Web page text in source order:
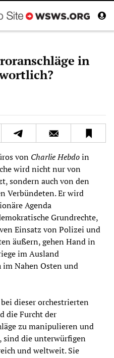
in
von Charlie Hebdoin
wird nicht nur von
sondern auch von den
Verbündeten. Er wird
Agenda
Grundrechte,
Einsatz von Polizei und
äußern, gehen Hand in
im Ausland
Nahen Osten und
dieser orchestrierten
die Furcht der
zu manipulieren und
sind die unterwürfigen
und weltweit. Sie